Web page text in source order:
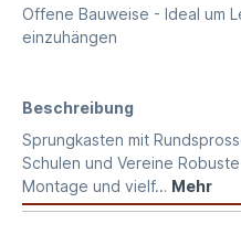
Offene Bauweise - Ideal um
einzuhängen
Beschreibung
Sprungkasten mit
Schulen und Vereine
Montage und vielf… Mehr